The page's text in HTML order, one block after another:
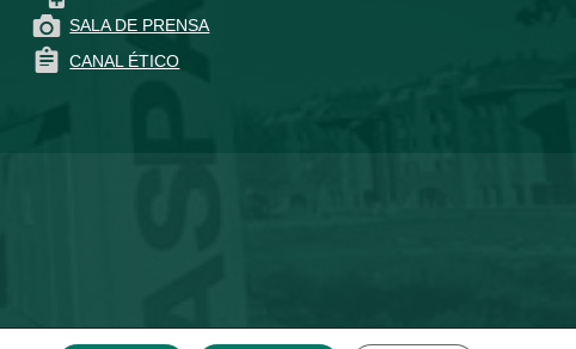
SALA DE PRENSA
CANAL ÉTICO